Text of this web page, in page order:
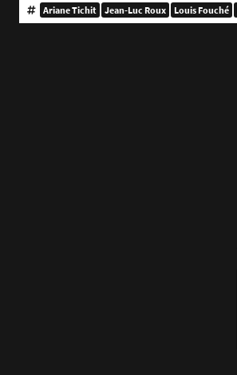
Ariane Tichit Jean-Luc Roux Louis Fouché